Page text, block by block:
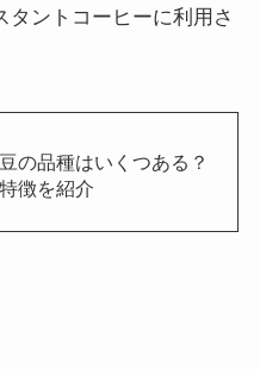
ントコーヒーに利用さ
の品種はいくつある？
徴を紹介